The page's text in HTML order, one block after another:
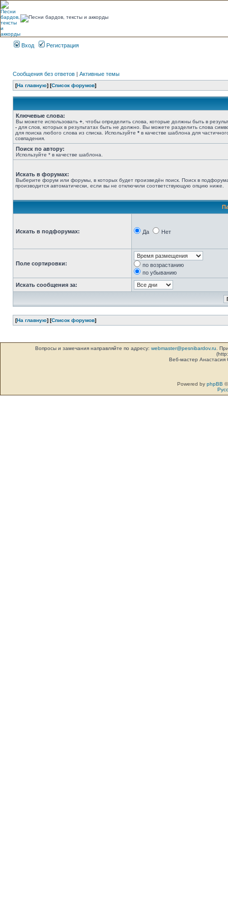
Вход Регистрация
Сообщения без ответов | Активные темы
[На главную] [Список форумов]
Ключевые слова:
Вы можете использовать + , чтобы определить слова, которые должны быть в
- для слов, которых в результатах быть не должно. Вы можете разделить слова
для поиска любого слова из списка. Используйте * в качестве шаблона для
совпадения.
Поиск по автору:
Используйте * в качестве шаблона.
Искать в форумах:
Выберите форум или форумы, в которых будет произведён поиск. Поиск в
производится автоматически, если вы не отключили соответствующую опцию ниже.
Искать в подфорумах: Да Нет
Поле сортировки:
по возрастанию
по убыванию
Искать сообщения за:
[На главную] [Список форумов]
Вопросы и замечания направляйте по адресу: webmaster@pesnibardov.ru .
Веб-мастер
Powered by phpBB